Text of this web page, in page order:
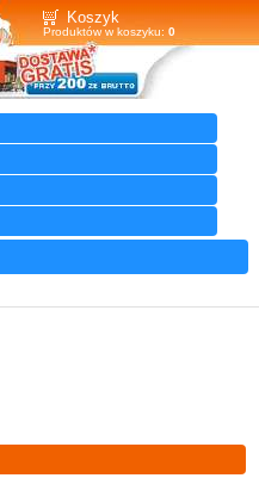
Koszyk
Produktów w koszyku: 0